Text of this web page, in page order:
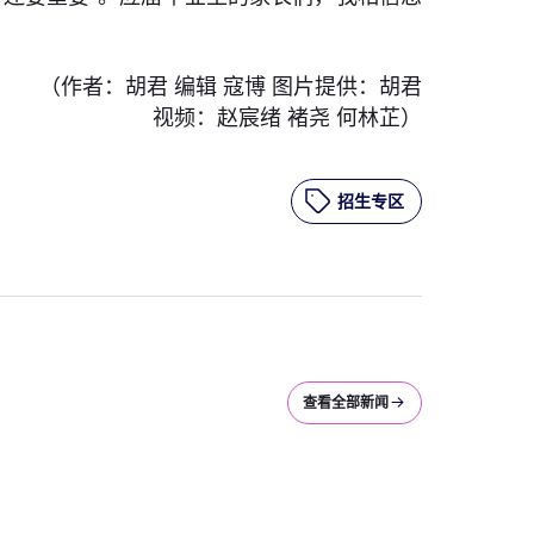
（作者：胡君 编辑 寇博 图片提供：胡君
视频：赵宸绪 褚尧 何林芷）
招生专区
查看全部新闻